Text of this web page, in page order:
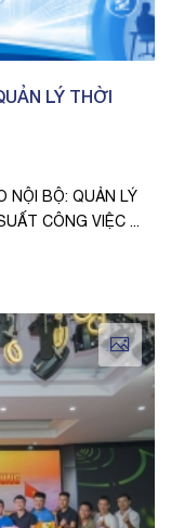
LÝ THỜI
NỘI BỘ: QUẢN LÝ
CÔNG VIỆC ...